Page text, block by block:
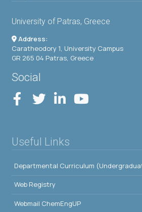
University of Patras, Greece
Address:
Caratheodory 1, University Campus
GR 265 04 Patras, Greece
Social
Useful Links
Departmental Curriculum
Web Registry
Webmail ChemEngUP